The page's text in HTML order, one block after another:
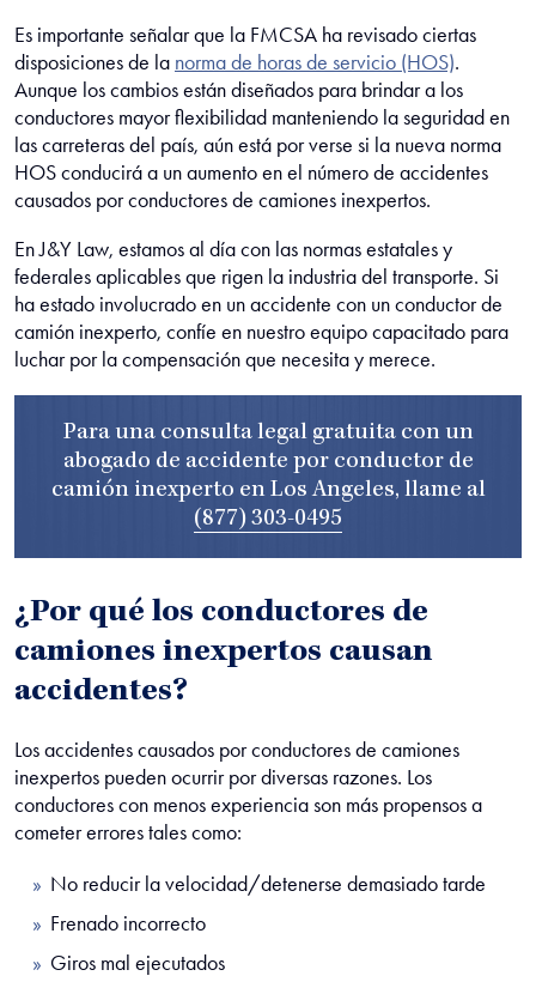
Es importante señalar que la FMCSA ha revisado ciertas
disposiciones de la norma de horas de servicio (HOS).
Aunque los cambios están diseñados para brindar a los
conductores mayor flexibilidad manteniendo la seguridad en
las carreteras del país, aún está por verse si la nueva norma
HOS conducirá a un aumento en el número de accidentes
causados por conductores de camiones inexpertos.
En J&Y Law, estamos al día con las normas estatales y
federales aplicables que rigen la industria del transporte. Si
ha estado involucrado en un accidente con un conductor de
camión inexperto, confíe en nuestro equipo capacitado para
luchar por la compensación que necesita y merece.
Para una consulta legal gratuita con un
abogado de accidente por conductor de
camión inexperto en Los Angeles, llame al
(877) 303-0495
¿Por qué los conductores de
camiones inexpertos causan
accidentes?
Los accidentes causados por conductores de camiones
inexpertos pueden ocurrir por diversas razones. Los
conductores con menos experiencia son más propensos a
cometer errores tales como:
No reducir la velocidad/detenerse demasiado tarde
Frenado incorrecto
Giros mal ejecutados